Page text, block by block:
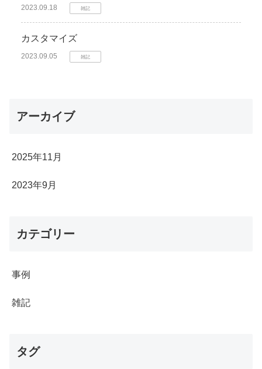
2023.09.18 雑記
カスタマイズ
2023.09.05 雑記
アーカイブ
2025年11月
2023年9月
カテゴリー
事例
雑記
タグ